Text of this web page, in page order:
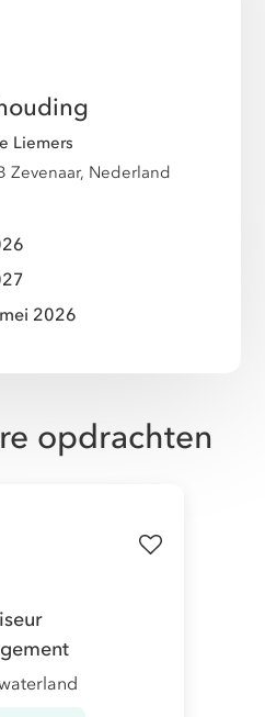
Liemers
Zevenaar, Nederland
2026
opdrachten